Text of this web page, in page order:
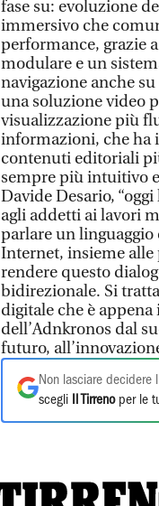
fase su: evoluzione
immersivo che
performance, grazie
modulare e un
navigazione anche
una soluzione video
visualizzazione più
informazioni, che ha
contenuti editoriali
sempre più intuitivo
Davide Desario,
agli addetti ai lavori
parlare un
Internet, insieme alle
rendere questo
bidirezionale. Si
digitale che è
dell’Adnkronos dal
futuro,
Non lasciare decidere
scegli
Il Tirrenoper le